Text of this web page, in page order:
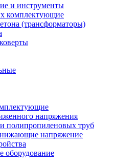
и инструменты
комплектующие
(трансформаторы)
напряжения
полипропиленовых труб
напряжение
оборудование